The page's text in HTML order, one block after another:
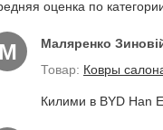
оценка по
М Маляренко
Товар: Ковры
Килими в BYD Han